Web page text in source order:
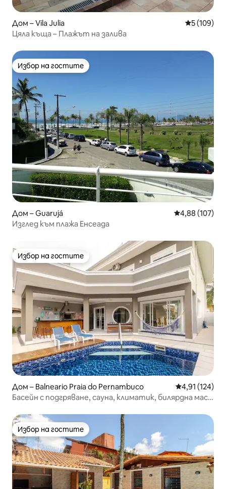
Дом – Vila Julia Средна
5 (109)
Цяла къща – Плажът на залива
Избор на гостите
Избор на гостите
Дом – Guarujá Средна
4,88 (107)
Изглед към плажа Енсеада
Избор на гостите
Избор на гостите
Дом – Balneario Praia do Pernambuco Средна
4,91 (124)
Басейн с подгряване, сауна, климатик, билярдна маса,
Избор на гостите
Избор на гостите